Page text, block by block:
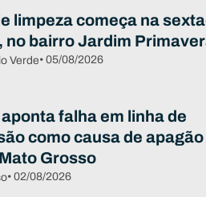
limpeza começa na
no bairro Jardim
Verde• 05/08/2026
falha em linha de
como causa de apagão
Grosso
• 02/08/2026